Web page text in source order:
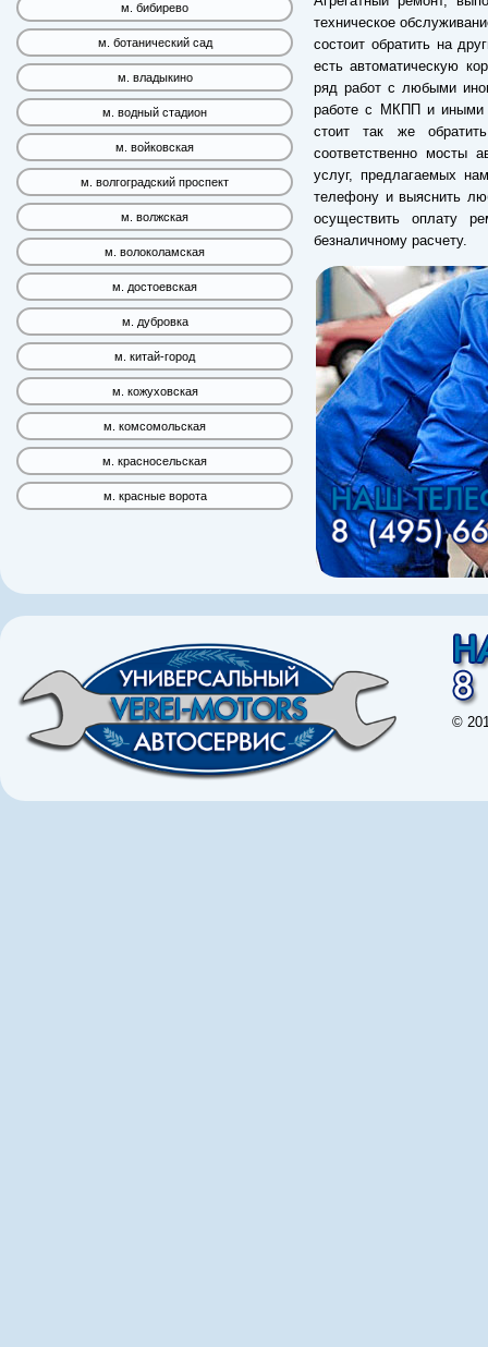
м. бибирево
м. ботанический сад
м. владыкино
м. водный стадион
м. войковская
м. волгоградский проспект
м. волжская
м. волоколамская
м. достоевская
м. дубровка
м. китай-город
м. кожуховская
м. комсомольская
м. красносельская
м. красные ворота
техническое
состоит обратить на
есть автоматическую
ряд работ с любыми
работе с МКПП и иными
стоит так же
соответственно мосты
услуг, предлагаемых
телефону и выяснить
осуществить оплату
безналичному расчету.
©